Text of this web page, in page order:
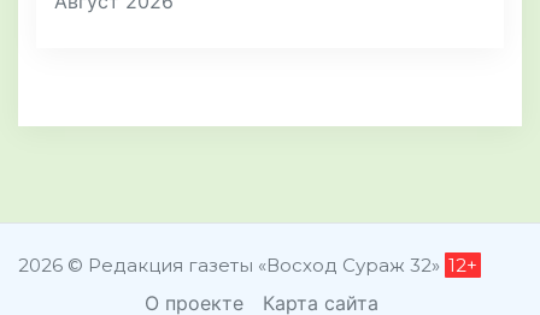
2026 © Редакция газеты «Восход Сураж 32» 12+
О проекте Карта сайта